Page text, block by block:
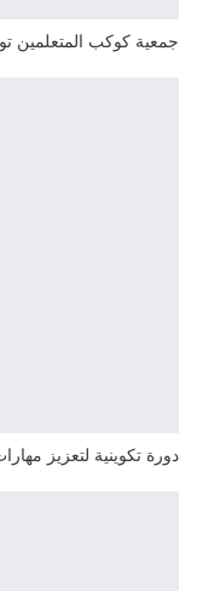
جمعية كوكب المتعلمين
دورة تكوينية لتعزيز